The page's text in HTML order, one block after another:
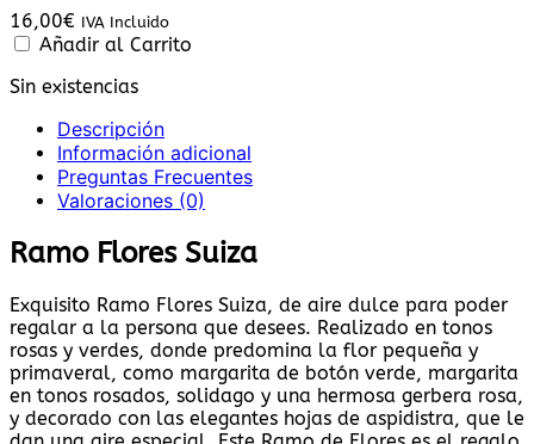
16,00€ IVA Incluido
Añadir al Carrito
Sin existencias
Descripción
Información adicional
Preguntas Frecuentes
Valoraciones (0)
Ramo Flores Suiza
Exquisito Ramo Flores Suiza, de aire dulce para poder
regalar a la persona que desees. Realizado en tonos
rosas y verdes, donde predomina la flor pequeña y
primaveral, como margarita de botón verde, margarita
en tonos rosados, solidago y una hermosa gerbera rosa,
y decorado con las elegantes hojas de aspidistra, que le